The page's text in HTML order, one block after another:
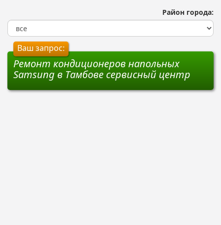
Район города:
Ваш запрос:
Ремонт кондиционеров напольных
Samsung в Тамбове сервисный центр